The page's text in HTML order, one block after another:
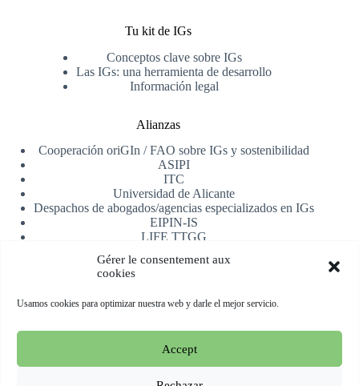
Gérer le consentement aux
cookies
Usamos cookies para optimizar nuestra web y darle el mejor servicio.
Accept
Tu kit de IGs
Conceptos clave sobre IGs
Las IGs: una herramienta de desarrollo
Información legal
Alianzas
Cooperación oriGIn / FAO sobre IGs y sostenibilidad
ASIPI
ITC
Universidad de Alicante
Despachos de abogados/agencias especializados en IGs
EIPIN-IS
LIFE TTGG
Registrarse
Copyright © 2026 oriGIn | Organization for an International